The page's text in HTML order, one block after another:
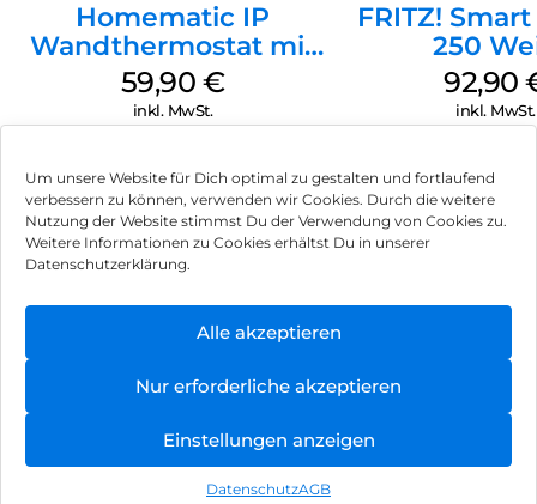
Um unsere Website für Dich optimal zu gestalten und fortlaufend
verbessern zu können, verwenden wir Cookies. Durch die weitere
Nutzung der Website stimmst Du der Verwendung von Cookies zu.
Weitere Informationen zu Cookies erhältst Du in unserer
Datenschutzerklärung.
Alle akzeptieren
Nur erforderliche akzeptieren
Einstellungen anzeigen
DatenschutzAGB
Homematic IP
Wandthermostat mit
Luftfeuchtigkeitssensor
Weiß
59,90 €
inkl. MwSt.
FRITZ!
250
92,90
inkl. MwSt.
Impressum
Hinweis zur Batterieentsorgung
Newsletter
, Brodos AG – All Rights Reserved.